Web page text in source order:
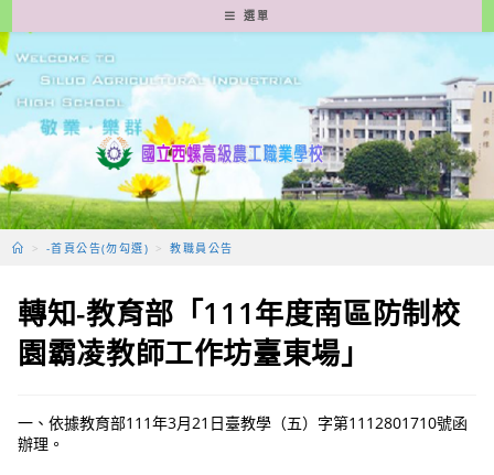
轉
至
要
容
選單
> -首頁公告(勿勾選) > 教職員公告
轉知-教育部「111年度南區防制校
園霸凌教師工作坊臺東場」
一、依據教育部111年3月21日臺教學（五）字第1112801710號函
辦理。